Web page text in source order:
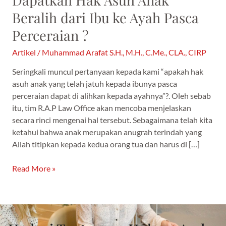
Beralih dari Ibu ke Ayah Pasca
Perceraian ?
Artikel / Muhammad Arafat S.H., M.H., C.Me., CLA., CIRP
Seringkali muncul pertanyaan kepada kami “apakah hak
asuh anak yang telah jatuh kepada ibunya pasca
perceraian dapat di alihkan kepada ayahnya”?. Oleh sebab
itu, tim R.A.P Law Office akan mencoba menjelaskan
secara rinci mengenai hal tersebut. Sebagaimana telah kita
ketahui bahwa anak merupakan anugrah terindah yang
Allah titipkan kepada kedua orang tua dan harus di […]
?
Read More »